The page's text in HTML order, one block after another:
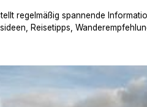
regelmäßig spannende
Reisetipps,